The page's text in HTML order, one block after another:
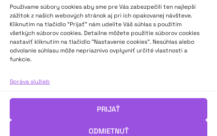
Používame súbory cookies aby sme pre Vás zabezpečili ten najlepší
zážitok z našich webových stránok aj pri ich opakovanej návšteve.
Kliknutím na tlačidlo “Prijať” nám udelíte Váš súhlas s použitím
všetkých súborov cookies. Detailne môžete použitie súborov cookies
nastaviť kliknutím na tlačidlo "Nastavenie cookies". Nesúhlas alebo
odvolanie súhlasu môže nepriaznivo ovplyvniť určité vlastnosti a
funkcie.
Správa služieb
PRIJAŤ
ODMIETNUŤ
e-mail: javisko.noc@nocka.sk
Nám. SNP č. 12, 812 34 Bratislava 1
Slovenská republika
2023–2025 ©
Logofont by